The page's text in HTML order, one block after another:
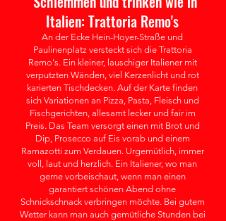
Italien: Trattoria Remo's
An der Ecke Hein-Hoyer-Straße und
Paulinenplatz versteckt sich die Trattoria
Remo's. Ein kleiner, lauschiger Italiener mit
verputzten Wänden, viel Kerzenlicht und rot
karierten Tischdecken. Auf der Karte finden
sich Variationen an Pizza, Pasta, Fleisch und
Fischgerichten, allesamt lecker und fair im
Preis. Das Team versorgt einen mit Brot und
Dip, Prosecco auf Eis vorab und einem
Ramazotti zum Verdauen. Urgemütlich, immer
voll, laut und herzlich. Ein Italiener, wo man
gerne vorbeischaut, wenn man einen
garantiert schönen Abend ohne
Schnickschnack verbringen möchte. Bei gutem
Wetter kann man auch gemütliche Stunden bei